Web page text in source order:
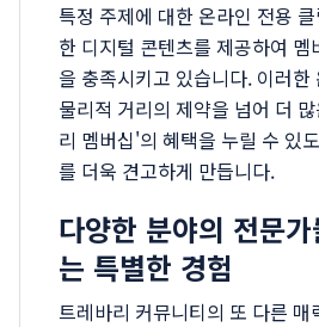
특정 주제에 대한 온라인 전용
한 디지털 콘텐츠를 제공하여 멤
을 충족시키고 있습니다. 이러
물리적 거리의 제약을 넘어 더
리 멤버십'의 혜택을 누릴 수 있
를 더욱 견고하게 만듭니다.
다양한 분야의 전문
는 특별한 경험
트레바리 커뮤니티의 또 다른